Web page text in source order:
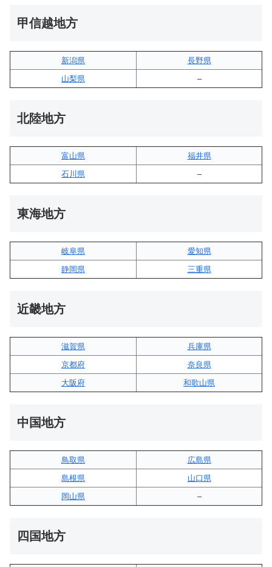
甲信越地方
新潟県
長野県
山梨県
–
北陸地方
富山県
福井県
石川県
–
東海地方
岐阜県
愛知県
静岡県
三重県
近畿地方
滋賀県
兵庫県
京都府
奈良県
大阪府
和歌山県
中国地方
鳥取県
広島県
島根県
山口県
岡山県
–
四国地方